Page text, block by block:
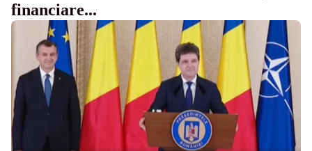
financiare...